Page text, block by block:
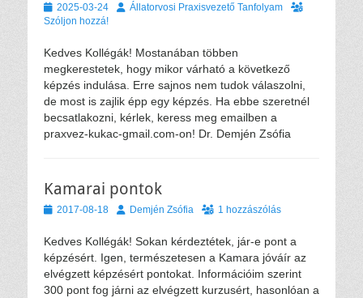
Közzétéve
2025-03-24 SzerzőÁllatorvosi Praxisvezető Tanfolyam
Szóljon hozzá!
Kedves Kollégák! Mostanában többen
megkerestetek, hogy mikor várható a következő
képzés indulása. Erre sajnos nem tudok válaszolni,
de most is zajlik épp egy képzés. Ha ebbe szeretnél
becsatlakozni, kérlek, keress meg emailben a
praxvez-kukac-gmail.com-on! Dr. Demjén Zsófia
Kamarai pontok
Közzétéve
2017-08-18 SzerzőDemjén Zsófia 1 hozzászólás
Kedves Kollégák! Sokan kérdeztétek, jár-e pont a
képzésért. Igen, természetesen a Kamara jóváír az
elvégzett képzésért pontokat. Információim szerint
300 pont fog járni az elvégzett kurzusért, hasonlóan a